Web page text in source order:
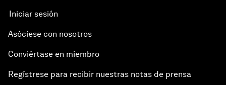
Iniciar sesión
Asóciese con nosotros
Conviértase en miembro
Regístrese para recibir nuestras notas de prensa